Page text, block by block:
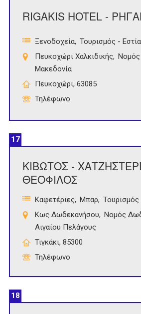
RIGAKIS HOTEL -
Ξενοδοχεία Τουρισμός -
Πευκοχώρι Χαλκιδικής
Νομός
Μακεδονία
Πευκοχώρι, 63085
Τηλέφωνο
17
ΚΙΒΩΤΟΣ -
ΘΕΟΦΙΛΟΣ
Καφετέριες Μπαρ
Τουρισμός
Κως Δωδεκανήσου
Νομός
Αιγαίου Πελάγους
Τιγκάκι, 85300
Τηλέφωνο
18